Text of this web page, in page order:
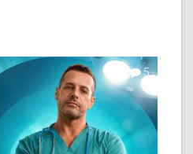
7 5